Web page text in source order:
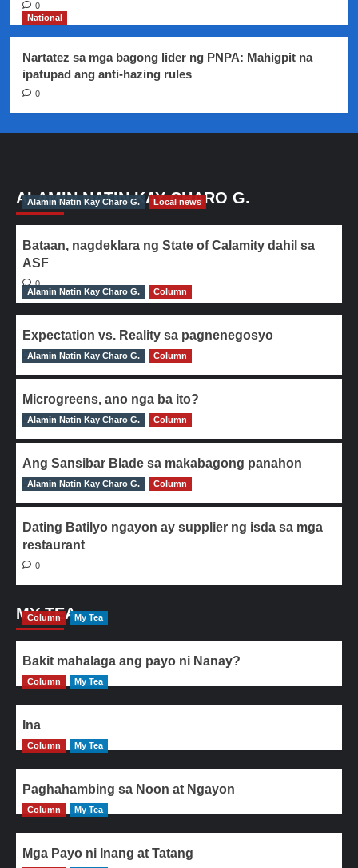
0
National
Nartatez sa mga bagong lider ng PNPA: Mahigpit na
ipatupad ang anti-hazing rules
0
ALAMIN NATIN KAY CHARO G.
Alamin Natin Kay Charo G. Local news
Bataan, nagdeklara ng State of Calamity dahil sa
ASF
0
Alamin Natin Kay Charo G.
Column
Expectation vs. Reality sa pagnenegosyo
0
Alamin Natin Kay Charo G. Column
Microgreens, ano nga ba ito?
0
Alamin Natin Kay Charo G. Column
Ang Sansibar Blade sa makabagong panahon
0
Alamin Natin Kay Charo G. Column
Dating Batilyo ngayon ay supplier ng isda sa mga
restaurant
0
MY TEA
Column My Tea
Bakit mahalaga ang payo ni Nanay?
Column My Tea
Ina
Column My Tea
Paghahambing sa Noon at Ngayon
Column My Tea
Mga Payo ni Inang at Tatang